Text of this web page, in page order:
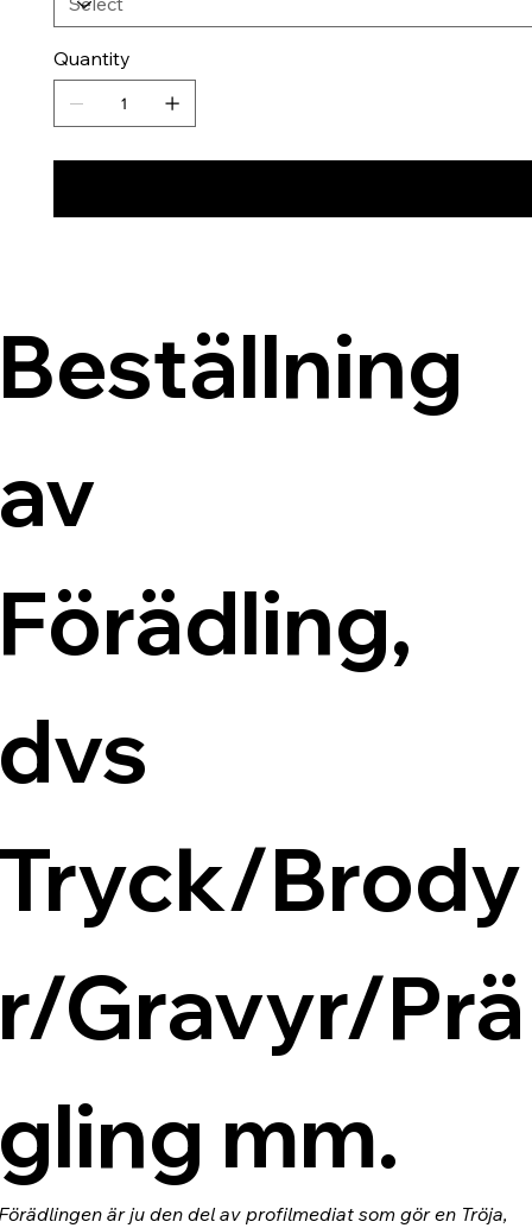
Quantity
Brody
Gravyr/Prä
mm.
är ju den del av profilmediat som gör en Tröja,